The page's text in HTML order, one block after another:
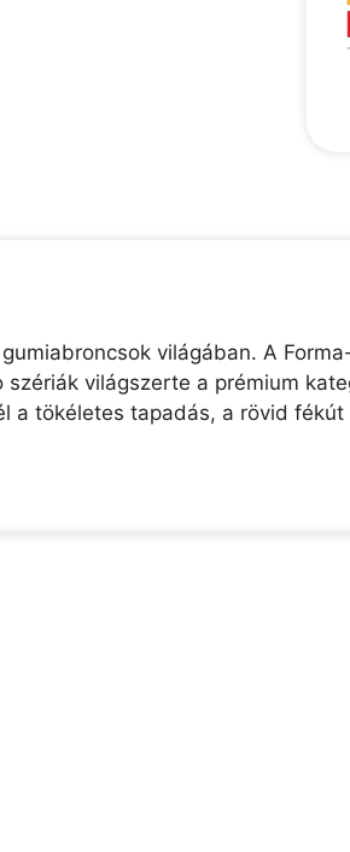
világában. A
világszerte a prémium
tökéletes tapadás, a rövid